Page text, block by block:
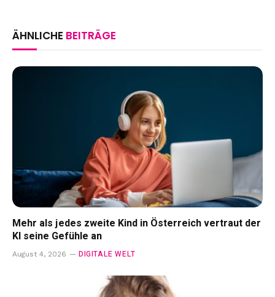
ÄHNLICHE BEITRÄGE
Mehr als jedes zweite Kind in Österreich vertraut der
KI seine Gefühle an
August 4, 2026 DIGITALE WELT